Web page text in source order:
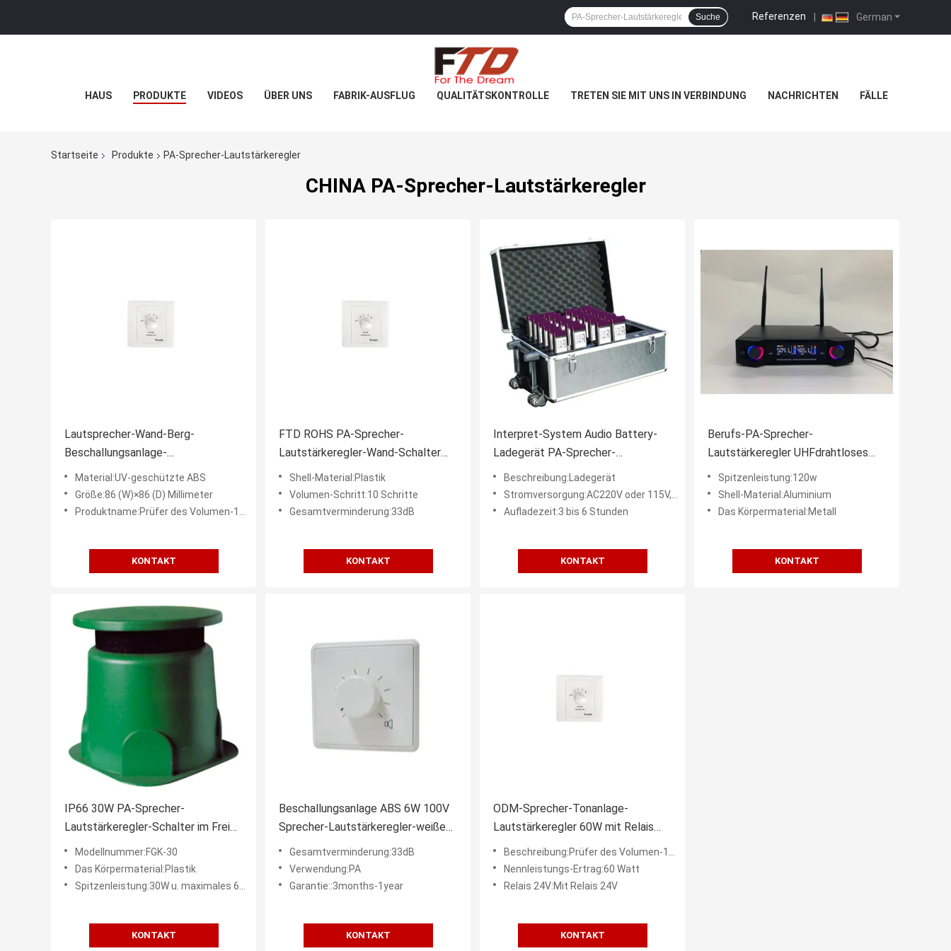
German
Referenzen |
Suche
HAUS PRODUKTE VIDEOS ÜBER UNS FABRIK-AUSFLUG QUALITÄTSKONTROLLE TRETEN SIE MIT UNS IN VERBINDUNG NACHRICHTEN FÄLLE
Startseite Produkte PA-Sprecher-Lautstärkeregler
CHINA PA-Sprecher-Lautstärkeregler
Lautsprecher-Wand-Berg-
Beschallungsanlage-
Lautstärkeregler 86×86mm
wetterfest
Material:UV-geschützte ABS
Größe:86 (W)×86 (D) Millimeter
Produktname:Prüfer des Volumen-100V mit Relais
KONTAKT
FTD ROHS PA-Sprecher-
Lautstärkeregler-Wand-Schalter
geschützte UVABS
Shell-Material:Plastik
Volumen-Schritt:10 Schritte
Gesamtverminderung:33dB
KONTAKT
Interpret-System Audio Battery-
Ladegerät PA-Sprecher-
Lautstärkeregler AC220V 115V
simultaner
Beschreibung:Ladegerät
Stromversorgung:AC220V oder 115V, 50-60Hz
Aufladezeit:3 bis 6 Stunden
KONTAKT
Berufs-PA-Sprecher-
Lautstärkeregler UHFdrahtloses
Mikrofon-System mit Bluetooth-
Sprecher
Spitzenleistung:120w
Shell-Material:Aluminium
Das Körpermaterial:Metall
KONTAKT
IP66 30W PA-Sprecher-
Lautstärkeregler-Schalter im Freien
für Garten-Sprecher
Modellnummer:FGK-30
Das Körpermaterial:Plastik
Spitzenleistung:30W u. maximales 60W
KONTAKT
Beschallungsanlage ABS 6W 100V
Sprecher-Lautstärkeregler-weiße
100V Linie Abschwächer
Gesamtverminderung:33dB
Verwendung:PA
Garantie::3months-1year
KONTAKT
ODM-Sprecher-Tonanlage-
Lautstärkeregler 60W mit Relais
24VBeschreibung:Prüfer des Volumen-100V mit Relais
Nennleistungs-Ertrag:60 Watt
Relais 24V:Mit Relais 24V
KONTAKT